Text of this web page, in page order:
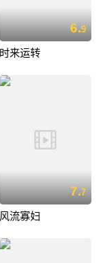
6.9
时来运转
7.7
风流寡妇